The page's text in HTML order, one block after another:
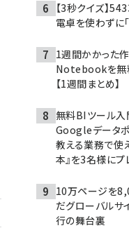
【3秒クイズ】
電卓を使わずに
1週間かかった
Notebookを無
【1週間まとめ】
無料BIツール入
Googleデータ
教える業務で使
本』を3名様にプ
10万ページを
だグローバルサ
行の舞台裏